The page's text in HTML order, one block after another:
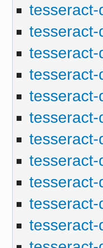
tesseract-
tesseract-
tesseract-
tesseract-
tesseract-
tesseract-
tesseract-